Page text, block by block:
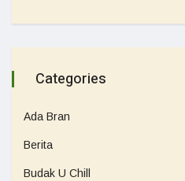
Categories
Ada Bran
Berita
Budak U Chill